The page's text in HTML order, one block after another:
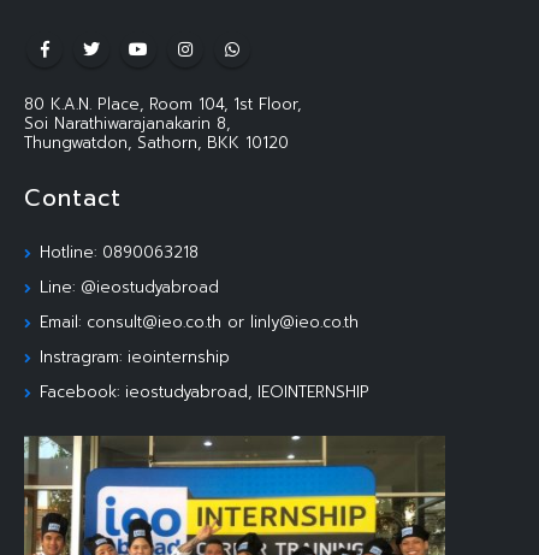
80 K.A.N. Place, Room 104, 1st Floor,
Soi Narathiwarajanakarin 8,
Thungwatdon, Sathorn, BKK 10120
Contact
Hotline: 0890063218
Line: @ieostudyabroad
Email: consult@ieo.co.th or linly@ieo.co.th
Instragram: ieointernship
Facebook: ieostudyabroad, IEOINTERNSHIP